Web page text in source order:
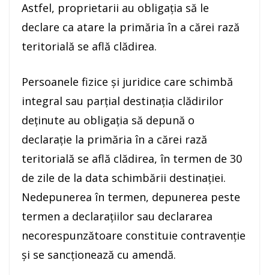
Astfel, proprietarii au obligația să le
declare ca atare la primăria în a cărei rază
teritorială se află clădirea.
Persoanele fizice și juridice care schimbă
integral sau parțial destinația clădirilor
deținute au obligația să depună o
declarație la primăria în a cărei rază
teritorială se află clădirea, în termen de 30
de zile de la data schimbării destinației.
Nedepunerea în termen, depunerea peste
termen a declarațiilor sau declararea
necorespunzătoare constituie contravenție
și se sancționează cu amendă.